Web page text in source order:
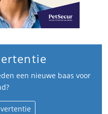
een nieuwe baas voor